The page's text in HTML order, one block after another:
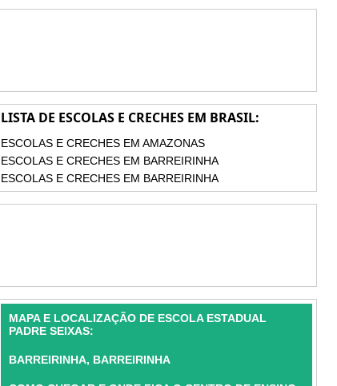
LISTA DE ESCOLAS E CRECHES EM BRASIL:
ESCOLAS E CRECHES EM AMAZONAS
ESCOLAS E CRECHES EM BARREIRINHA
ESCOLAS E CRECHES EM BARREIRINHA
MAPA E LOCALIZAÇÃO DE ESCOLA ESTADUAL
PADRE SEIXAS:
BARREIRINHA, BARREIRINHA